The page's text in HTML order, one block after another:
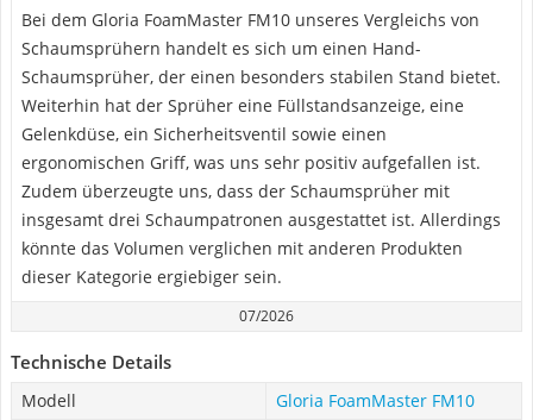
Bei dem Gloria FoamMaster FM10 unseres Vergleichs von
Schaumsprühern handelt es sich um einen Hand-
Schaumsprüher, der einen besonders stabilen Stand bietet.
Weiterhin hat der Sprüher eine Füllstandsanzeige, eine
Gelenkdüse, ein Sicherheitsventil sowie einen
ergonomischen Griff, was uns sehr positiv aufgefallen ist.
Zudem überzeugte uns, dass der Schaumsprüher mit
insgesamt drei Schaumpatronen ausgestattet ist. Allerdings
könnte das Volumen verglichen mit anderen Produkten
dieser Kategorie ergiebiger sein.
07/2026
Technische Details
Modell
Gloria FoamMaster FM10